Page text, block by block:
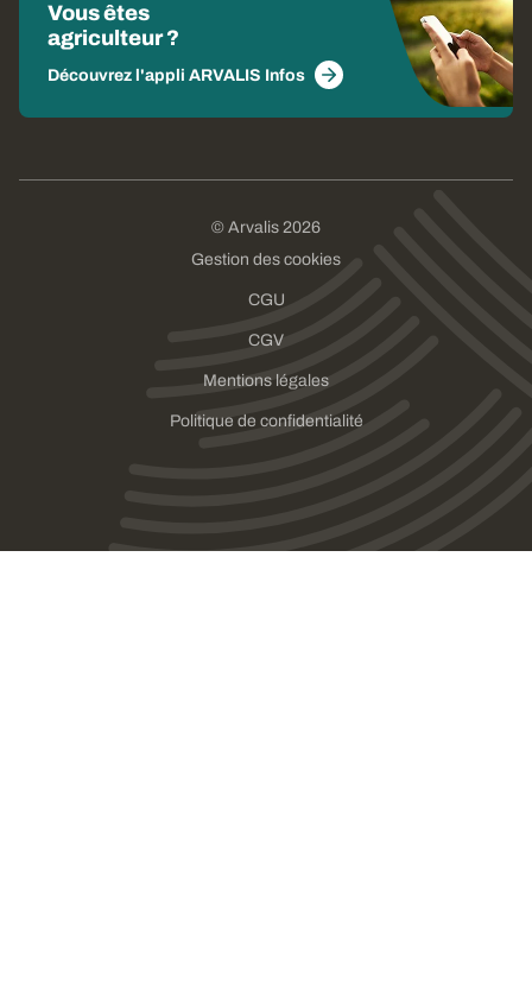
Vous êtes
agriculteur ?
Découvrez l'appli ARVALIS Infos
© Arvalis 2026
Gestion des cookies
CGU
CGV
Mentions légales
Politique de confidentialité